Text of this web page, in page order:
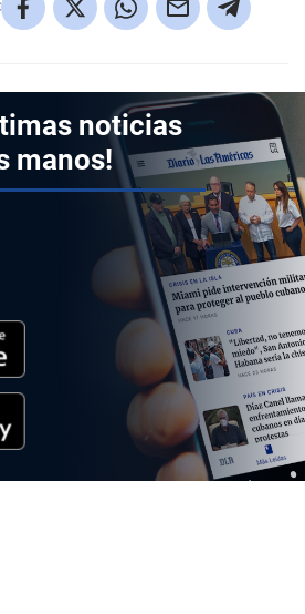
noticias
manos!